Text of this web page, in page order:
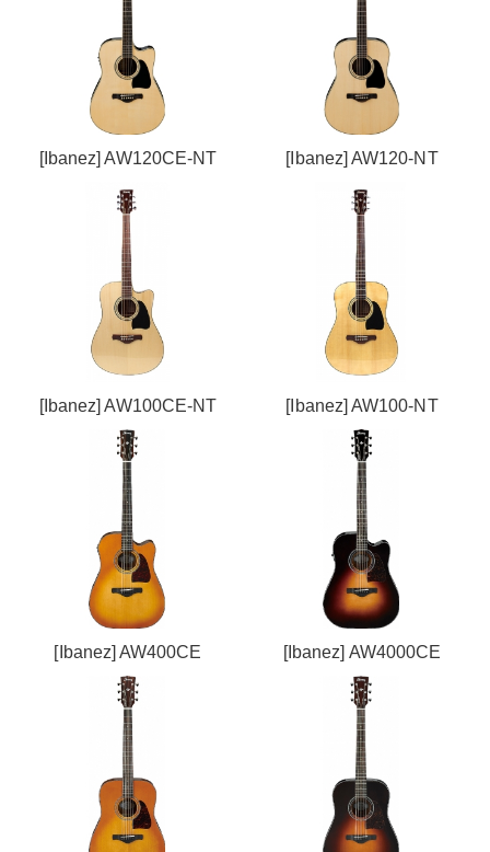
[Ibanez] AW120CE-NT [Ibanez] AW120-NT
[Ibanez] AW100CE-NT [Ibanez] AW100-NT
[Ibanez] AW400CE [Ibanez] AW4000CE